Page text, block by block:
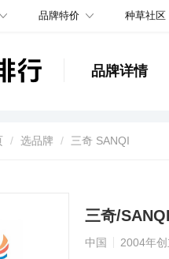
品牌特价 种草社区
品牌详情
选品牌 三奇 SANQI
三奇/SANQI
中国 2004年创